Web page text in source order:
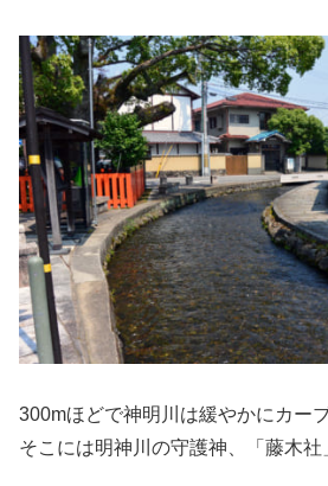
300mほどで神明川は緩やかにカーブ
そこには明神川の守護神、「藤木社